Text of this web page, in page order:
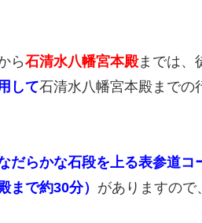
ら石清水八幡宮本殿までは、
して石清水八幡宮本殿までの
だらかな石段を上る表参道コ
まで約30分） がありますので